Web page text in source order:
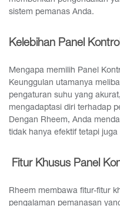
sistem pemanas Anda.
Kelebihan Panel
Mengapa memilih Panel
Keunggulan utamanya
pengaturan suhu yang
mengadaptasi diri terhadap
Dengan Rheem, Anda
tidak hanya efektif tetapi
Fitur Khusus Panel
Rheem membawa fitur-fitur
pengalaman pemanasan